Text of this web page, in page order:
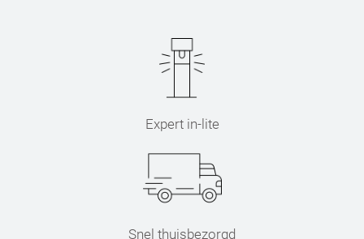
Expert in-lite
Snel thuisbezorgd